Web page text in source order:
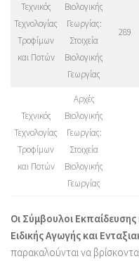
Τεχνικός
Τεχνολογίας
Τροφίμων
και Ποτών
Βιολογικής
Γεωργίας:
Στοιχεία
Βιολογικής
Γεωργίας
289
Τεχνικός
Τεχνολογίας
Τροφίμων
και Ποτών
Αρχές
Βιολογικής
Γεωργίας:
Στοιχεία
Βιολογικής
Γεωργίας
Οι Σύμβουλοι
Ειδικής Αγωγής και
παρακαλούνται να